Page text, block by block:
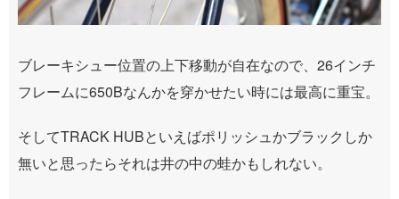
ブレーキシュー位置の上下移動が自在なので、26インチ
フレームに650Bなんかを穿かせたい時には最高に重宝。
そしてTRACK HUBといえばポリッシュかブラックしか
無いと思ったらそれは井の中の蛙かもしれない。